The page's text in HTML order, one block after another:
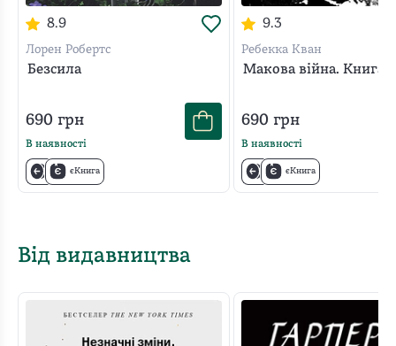
8.9
Лорен Робертс
Безсила
690 грн
В наявності
єКнига
9.3
Ребекка Кван
Макова війна. Книга 1
690грн
В наявності
єКнига
Від видавництва